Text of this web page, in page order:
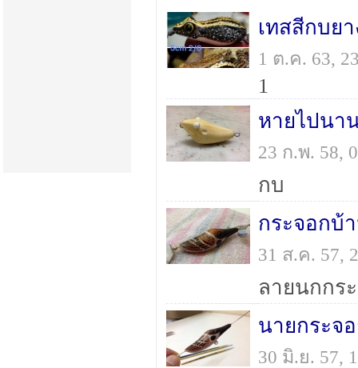
เทสสีกบยา
1 ต.ค. 63,
1
23 ก.พ. 58,
กบ
กระจอกบ้
31 ส.ค. 57,
นายกระจ
30 มิ.ย. 57,